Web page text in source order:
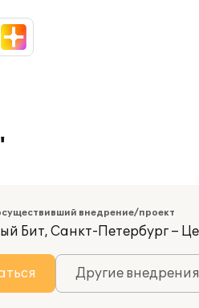
внедрение/проект
Бит, Санкт-Петербург –
Другие